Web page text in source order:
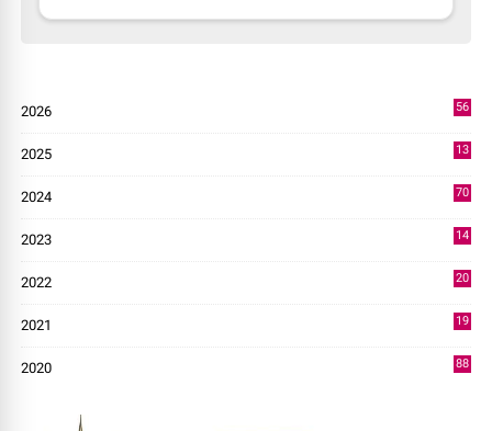
2026
56
2025
13
2024
70
2023
14
2022
20
2021
19
2020
88